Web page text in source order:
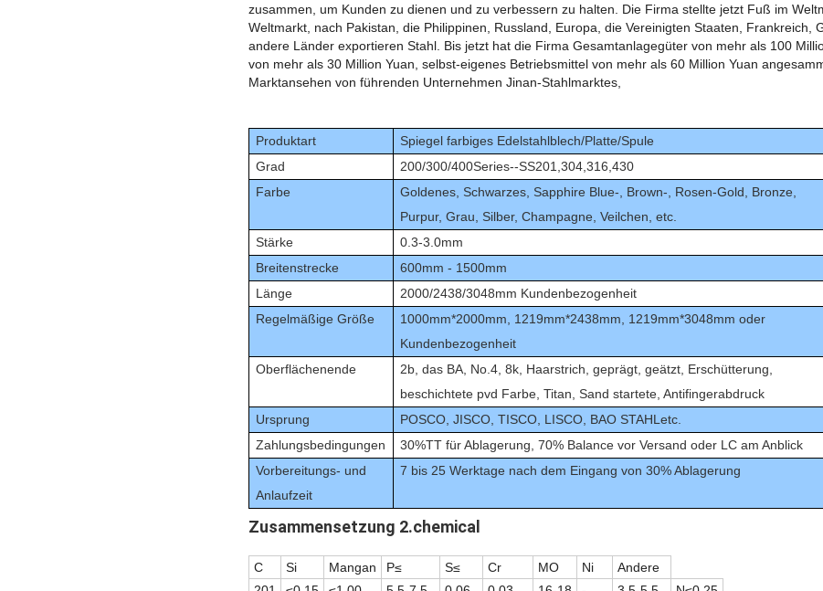
zusammen, um Kunden zu dienen und zu verbessern zu halten. Die Firma stellte jetzt Fuß im
Weltmarkt, nach Pakistan, die Philippinen, Russland, Europa, die Vereinigten Staaten, Frankreich,
andere Länder exportieren Stahl. Bis jetzt hat die Firma Gesamtanlagegüter von mehr als 100
von mehr als 30 Million Yuan, selbst-eigenes Betriebsmittel von mehr als 60 Million Yuan
Marktansehen von führenden Unternehmen Jinan-Stahlmarktes,
Produktart
Spiegel farbiges Edelstahlblech/Platte/Spule
Grad
200/300/400Series--SS201,304,316,430
Farbe
Goldenes, Schwarzes, Sapphire Blue-, Brown-, Rosen-Gold, Bronze,
Purpur, Grau, Silber, Champagne, Veilchen, etc.
Stärke
0.3-3.0mm
Breitenstrecke
600mm - 1500mm
Länge
2000/2438/3048mm Kundenbezogenheit
Regelmäßige Größe
1000mm*2000mm, 1219mm*2438mm, 1219mm*3048mm oder
Kundenbezogenheit
Oberflächenende
2b, das BA, No.4, 8k, Haarstrich, geprägt, geätzt, Erschütterung,
beschichtete pvd Farbe, Titan, Sand startete, Antifingerabdruck
Ursprung
POSCO, JISCO, TISCO, LISCO, BAO STAHLetc.
Zahlungsbedingungen
30%TT für Ablagerung, 70% Balance vor Versand oder LC am Anblick
Vorbereitungs- und
Anlaufzeit
7 bis 25 Werktage nach dem Eingang von 30% Ablagerung
Zusammensetzung 2.chemical
C Si Mangan P≤ S≤ Cr MO Ni
Andere